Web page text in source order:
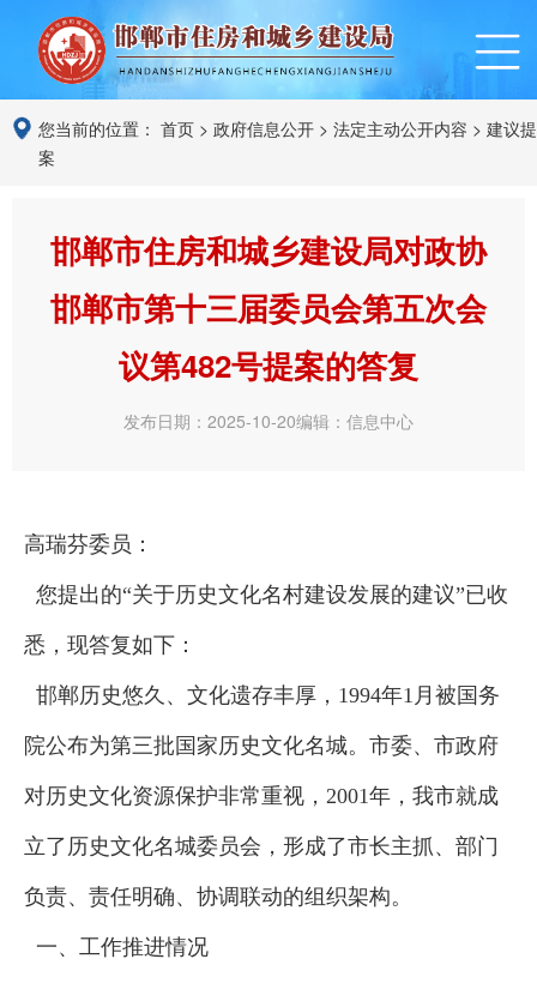
您当前的位置： 首页 > 政府信息公开 > 法定主动公开内容 > 建议提
案
邯郸市住房和城乡建设局对政协
邯郸市第十三届委员会第五次会
议第482号提案的答复
发布日期：2025-10-20编辑：信息中心
高瑞芬委员：
您提出的“关于历史文化名村建设发展的建议”已收
悉，现答复如下：
邯郸历史悠久、文化遗存丰厚，1994年1月被国务
院公布为第三批国家历史文化名城。市委、市政府
对历史文化资源保护非常重视，2001年，我市就成
立了历史文化名城委员会，形成了市长主抓、部门
负责、责任明确、协调联动的组织架构。
一、工作推进情况